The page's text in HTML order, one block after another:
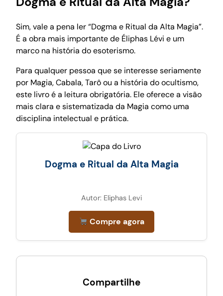
Sim, vale a pena ler “Dogma e Ritual da Alta Magia”.
É a obra mais importante de Éliphas Lévi e um
marco na história do esoterismo.
Para qualquer pessoa que se interesse seriamente
por Magia, Cabala, Tarô ou a história do ocultismo,
este livro é a leitura obrigatória. Ele oferece a visão
mais clara e sistematizada da Magia como uma
disciplina intelectual e prática.
Dogma e Ritual da Alta Magia
Autor: Eliphas Levi
Compre agora
Compartilhe